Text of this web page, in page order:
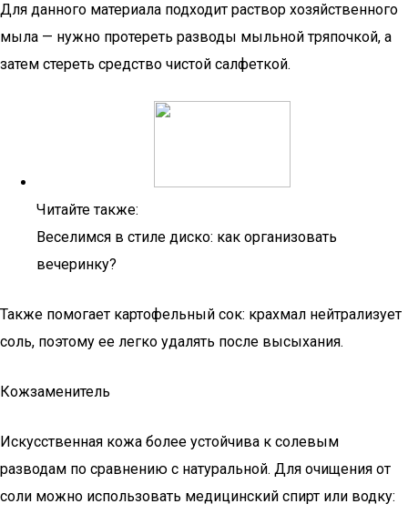
Для данного материала подходит раствор хозяйственного
мыла — нужно протереть разводы мыльной тряпочкой, а
затем стереть средство чистой салфеткой.
Читайте также:
Веселимся в стиле диско: как организовать
вечеринку?
Также помогает картофельный сок: крахмал нейтрализует
соль, поэтому ее легко удалять после высыхания.
Кожзаменитель
Искусственная кожа более устойчива к солевым
разводам по сравнению с натуральной. Для очищения от
соли можно использовать медицинский спирт или водку: